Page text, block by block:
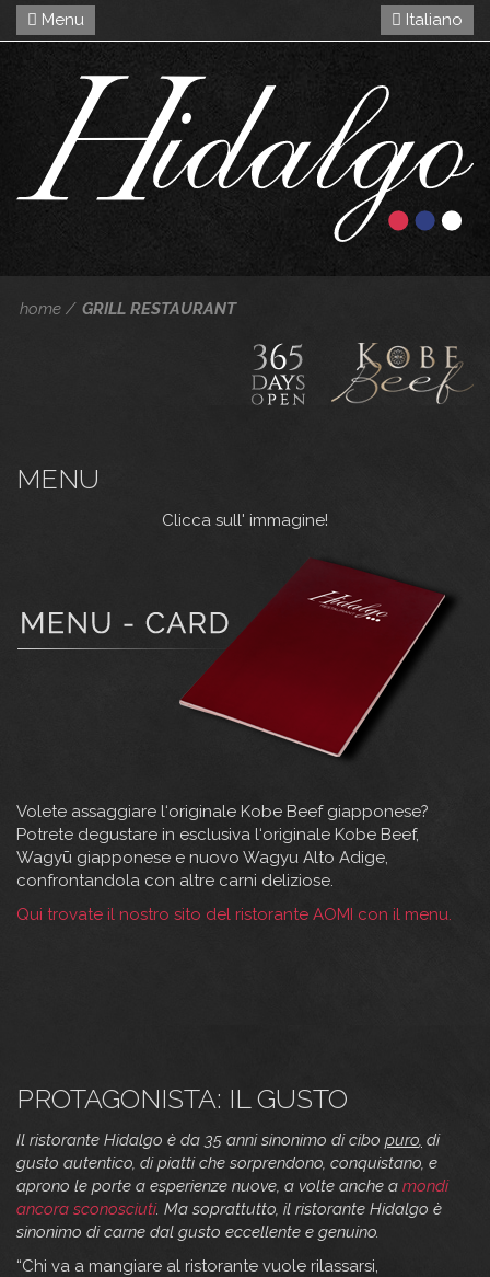
Menu Italiano
home GRILL RESTAURANT
MENU
Clicca sull' immagine!
Volete assaggiare l‘originale Kobe Beef giapponese?
Potrete degustare in esclusiva l‘originale Kobe Beef,
Wagyū giapponese e nuovo Wagyu Alto Adige,
confrontandola con altre carni deliziose.
Qui trovate il nostro sito del ristorante AOMI con il menu.
PROTAGONISTA: IL GUSTO
Il ristorante Hidalgo è da 35 anni sinonimo di cibo puro, di
gusto autentico, di piatti che sorprendono, conquistano, e
aprono le porte a esperienze nuove, a volte anche a mondi
ancora sconosciuti. Ma soprattutto, il ristorante Hidalgo è
sinonimo di carne dal gusto eccellente e genuino.
“Chi va a mangiare al ristorante vuole rilassarsi,